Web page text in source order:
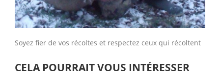
Soyez fier de vos récoltes et respectez ceux qui récoltent
CELA POURRAIT VOUS INTÉRESSER